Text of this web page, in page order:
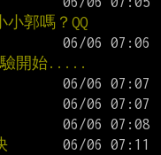
郭嗎？QQ
驗開始.....